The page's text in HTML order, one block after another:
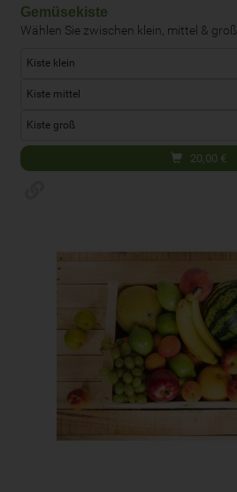
Gemüsekiste
Wählen Sie zwischen klein, mittel & groß
Kiste klein
Kiste mittel
Kiste groß
20,00 €